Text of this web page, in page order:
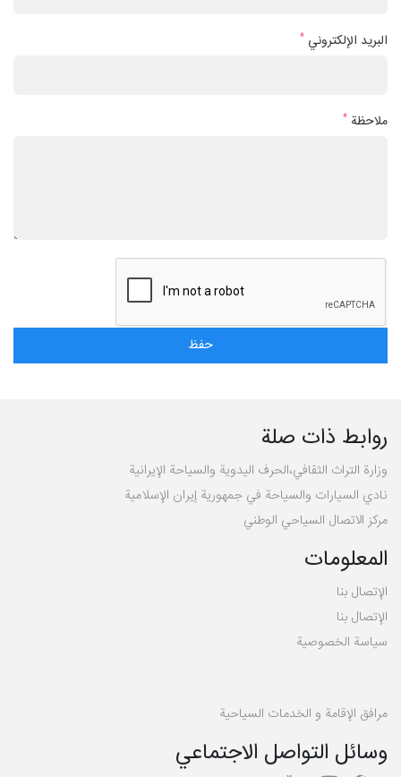
البريد الإلكتروني *
ملاحظة *
روابط ذات صلة
وزارة التراث الثقافي،الحرف اليدوية والسياحة الإيرانية
نادي السيارات والسياحة في جمهورية إيران الإسلامية
مركز الاتصال السياحي الوطني
المعلومات
الإتصال بنا
الإتصال بنا
سیاسة الخصوصية
مرافق الإقامة و الخدمات السياحية
وسائل التواصل الاجتماعي